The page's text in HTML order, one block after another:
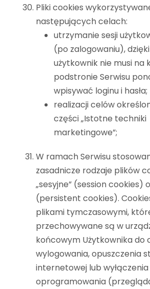
Pliki cookies
następujących celach:
utrzymanie sesji
(po zalogowaniu),
użytkownik nie musi na
podstronie Serwisu
wpisywać loginu i hasła;
realizacji celów
części „Istotne techniki
marketingowe”;
W ramach Serwisu
zasadnicze rodzaje plików
„sesyjne” (session cookies)
(persistent cookies).
plikami tymczasowymi,
przechowywane są w
końcowym Użytkownika do
wylogowania, opuszczenia
internetowej lub wyłączenia
oprogramowania